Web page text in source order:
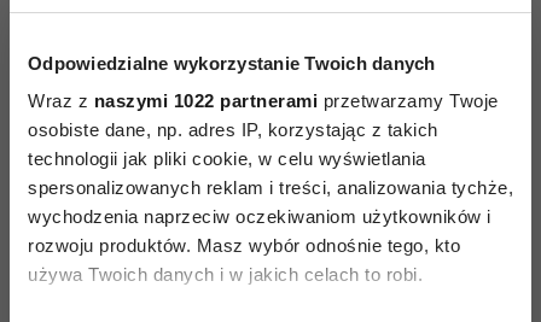
Odpowiedzialne wykorzystanie Twoich danych
Wraz z naszymi 1022 partnerami przetwarzamy Twoje
osobiste dane, np. adres IP, korzystając z takich
technologii jak pliki cookie, w celu wyświetlania
spersonalizowanych reklam i treści, analizowania tychże,
wychodzenia naprzeciw oczekiwaniom użytkowników i
rozwoju produktów. Masz wybór odnośnie tego, kto
używa Twoich danych i w jakich celach to robi.
jednocześnie idealnym uzupełnieniem stylizacji.
Czerń i biel to mocno ukształtowana estetyka,
która co sezon zyskuje nowy kontekst.Na pozór
prosta i znana, pobudza wyobraźnie, zaskakując
i inspirując kobiety. Nie ma wątpliwości,
black&whiteto must have tej wiosny, i z
powodzeniem można zaadaptować go do swojej
garderoby! Wszystkie wymienione produkty są